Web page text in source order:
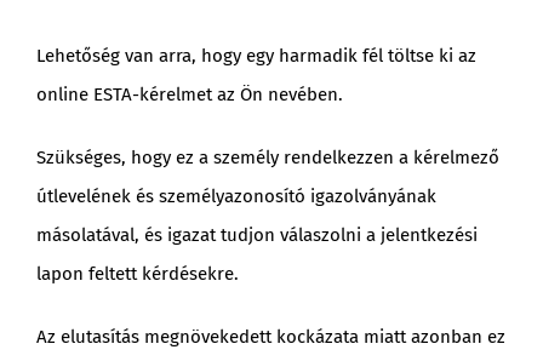
Lehetőség van arra, hogy egy harmadik fél töltse ki az
online ESTA-kérelmet az Ön nevében.
Szükséges, hogy ez a személy rendelkezzen a kérelmező
útlevelének és személyazonosító igazolványának
másolatával, és igazat tudjon válaszolni a jelentkezési
lapon feltett kérdésekre.
Az elutasítás megnövekedett kockázata miatt azonban ez